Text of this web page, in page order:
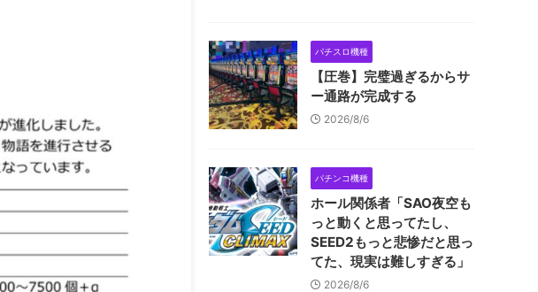
パチスロ機種
【圧巻】完璧過ぎるからサ
ー通路が完成する
2026/8/6
パチンコ機種
ホール関係者「SAO夜空も
っと動くと思ってたし、
SEED2もっと悲惨だと思っ
てた、現実は難しすぎる」
2026/8/6